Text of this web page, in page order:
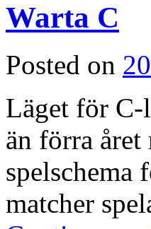
Warta C
Posted on
Läget för C-
än förra
spelschema
matcher